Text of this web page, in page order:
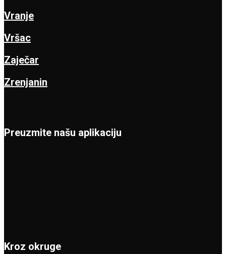
Vranje
Vršac
Zaječar
Zrenjanin
Preuzmite našu aplikaciju
Kroz okruge